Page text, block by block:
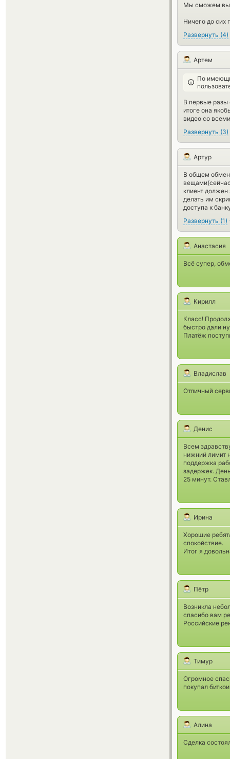
Мы сможем
Ничего до сих
Развернуть (4)
Артем
По
В первые разы
итоге она
видео со
Развернуть (3)
Артур
В общем
клиент
делать им
доступа к
Развернуть (1)
Анастасия
Всё супер,
Кирилл
Класс!
быстро дали
Платёж
Владислав
Отличный
Денис
Всем
нижний лимит
поддержка
задержек.
25 минут.
Ирина
Хорошие
спокойствие.
Итог я
Пётр
Возникла
спасибо вам
Российские
Тимур
Огромное
покупал
Алина
Сделка